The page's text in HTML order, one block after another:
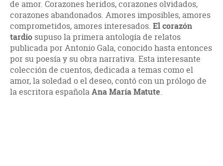
de amor. Corazones heridos, corazones olvidados,
corazones abandonados. Amores imposibles, amores
comprometidos, amores interesados. El corazón
tardío supuso la primera antología de relatos
publicada por Antonio Gala, conocido hasta entonces
por su poesía y su obra narrativa. Esta interesante
colección de cuentos, dedicada a temas como el
amor, la soledad o el deseo, contó con un prólogo de
la escritora españolaAna María Matute.